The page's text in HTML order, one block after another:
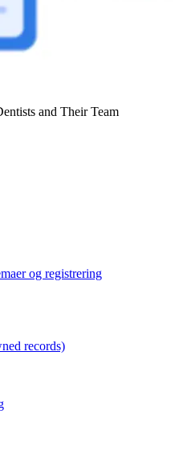
and Their Team
og registrering
records)